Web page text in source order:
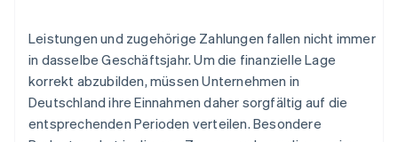
Leistungen und zugehörige Zahlungen fallen nicht immer
in dasselbe Geschäftsjahr. Um die finanzielle Lage
korrekt abzubilden, müssen Unternehmen in
Deutschland ihre Einnahmen daher sorgfältig auf die
entsprechenden Perioden verteilen. Besondere